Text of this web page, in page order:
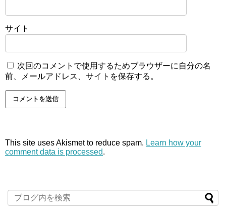
サイト
次回のコメントで使用するためブラウザーに自分の名
前、メールアドレス、サイトを保存する。
This site uses Akismet to reduce spam. Learn how your
comment data is processed.